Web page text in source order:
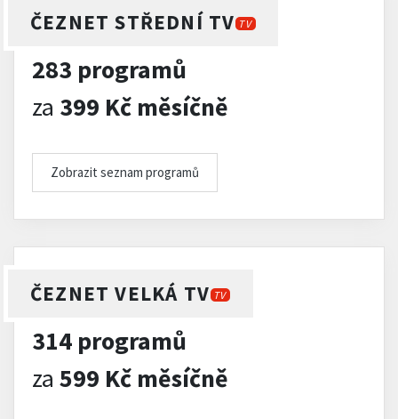
ČEZNET STŘEDNÍ TV TV
283 programů
za 399 Kč měsíčně
Zobrazit seznam programů
ČEZNET VELKÁ TV TV
314 programů
za 599 Kč měsíčně